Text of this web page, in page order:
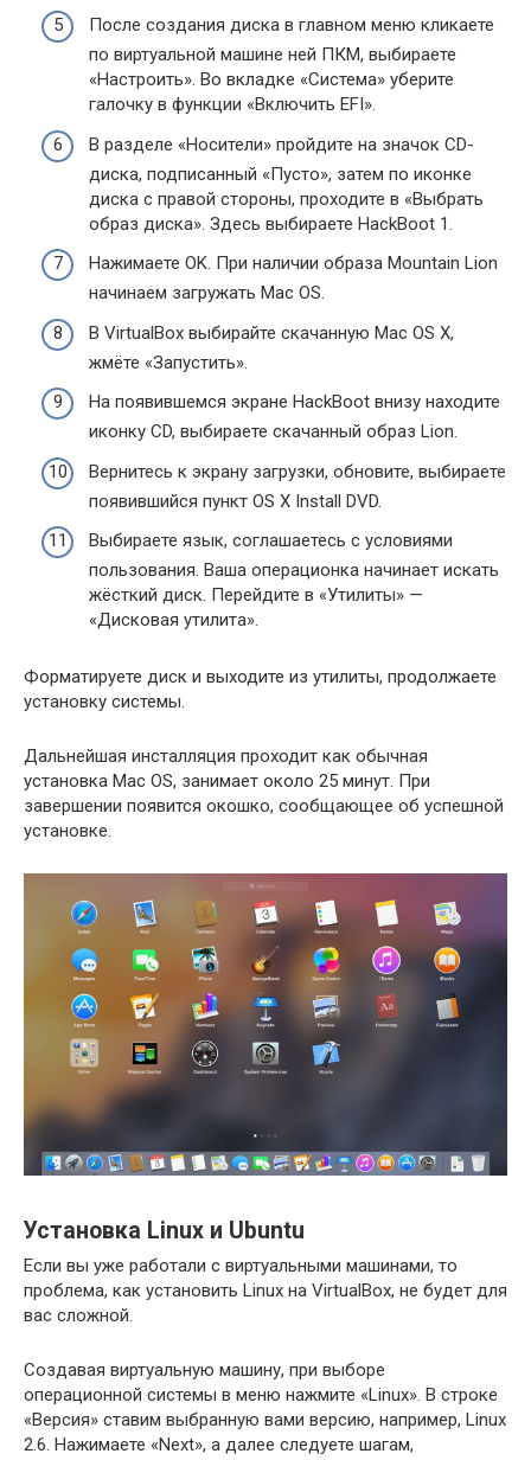
После создания диска в главном меню кликаете
по виртуальной машине ней ПКМ, выбираете
«Настроить». Во вкладке «Система» уберите
галочку в функции «Включить EFI».
В разделе «Носители» пройдите на значок CD-
диска, подписанный «Пусто», затем по иконке
диска с правой стороны, проходите в «Выбрать
образ диска». Здесь выбираете HackBoot 1.
Нажимаете OK. При наличии образа Mountain Lion
начинаем загружать Mac OS.
В VirtualBox выбирайте скачанную Mac OS X,
жмёте «Запустить».
На появившемся экране HackBoot внизу находите
иконку CD, выбираете скачанный образ Lion.
Вернитесь к экрану загрузки, обновите, выбираете
появившийся пункт OS X Install DVD.
Выбираете язык, соглашаетесь с условиями
пользования. Ваша операционка начинает искать
жёсткий диск. Перейдите в «Утилиты» —
«Дисковая утилита».
Форматируете диск и выходите из утилиты, продолжаете
установку системы.
Дальнейшая инсталляция проходит как обычная
установка Mac OS, занимает около 25 минут. При
завершении появится окошко, сообщающее об успешной
установке.
Установка Linux и Ubuntu
Если вы уже работали с виртуальными машинами, то
проблема, как установить Linux на VirtualBox, не будет для
вас сложной.
Создавая виртуальную машину, при выборе
операционной системы в меню нажмите «Linux». В строке
«Версия» ставим выбранную вами версию, например, Linux
2.6. Нажимаете «Next», а далее следуете шагам,